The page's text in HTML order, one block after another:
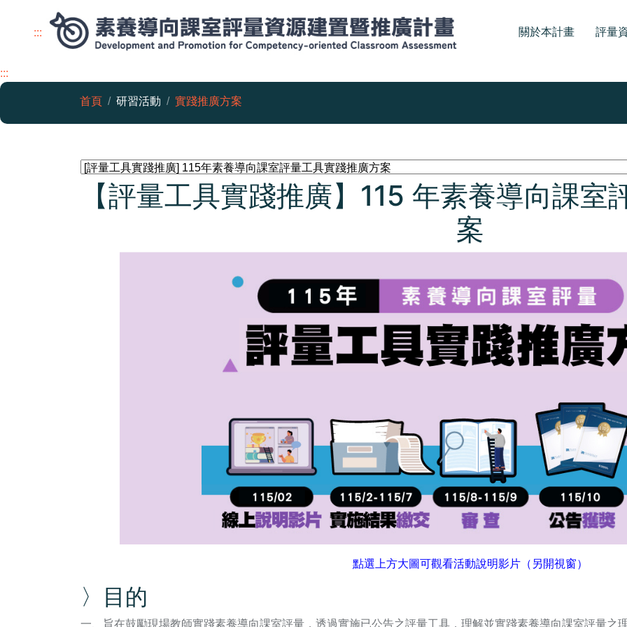
::: 關於本計畫 評量
:::
首頁 研習活動 實踐推廣方案
評量工具實踐推廣 頁面切換選單
【評量工具實踐推廣】115 年素養導向課室
案
點選上方大圖可觀看活動說明影片（另開新視窗）
（另開視窗）
〉目的
一、旨在鼓勵現場教師實踐素養導向課室評量，透過實施已公告之評量工具，理解並實踐素養導向課室評量之